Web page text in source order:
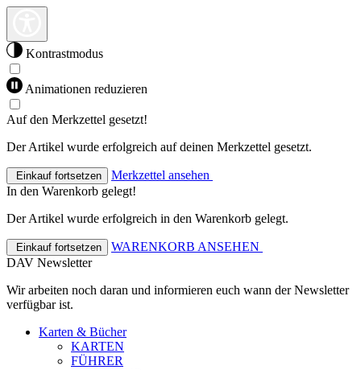
Kontrastmodus
Animationen reduzieren
Auf den Merkzettel gesetzt!
Der Artikel wurde erfolgreich auf deinen Merkzettel gesetzt.
Einkauf fortsetzen
Merkzettel ansehen
In den Warenkorb gelegt!
Der Artikel wurde erfolgreich in den Warenkorb gelegt.
Einkauf fortsetzen
WARENKORB ANSEHEN
DAV Newsletter
Wir arbeiten noch daran und informieren euch wann der Newsletter
verfügbar ist.
Karten & Bücher
KARTEN
FÜHRER